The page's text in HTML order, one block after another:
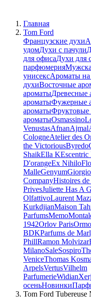
Главная
Tom Ford
Французские духи
удомДухи с пачули
для офисаДухи для
парфюмерия
унисексАроматы на
духиВосточные
ароматыДревесные
ароматыФужерные
ароматыФруктовые
ароматыOsmassino
VenustasAfnanAjmal
CologneAtelier des
the VictoriousByredo
ShaikElla KEscentric
D'orangeEx Nihilo
MalleGenyum
CompanyHistoires
PrivesJuliette Has A
OlfattivoLaurent
KurkdjianMaison
ParfumsMemo
1942Orlov Paris
BDKParfums de
PhillRamon Molvizar
MilanoSaleSospiro
VeniceThomas
ArpelsVertusVilhelm
ParfumerieWidian
осеньНовинки
Tom Ford Tubereuse